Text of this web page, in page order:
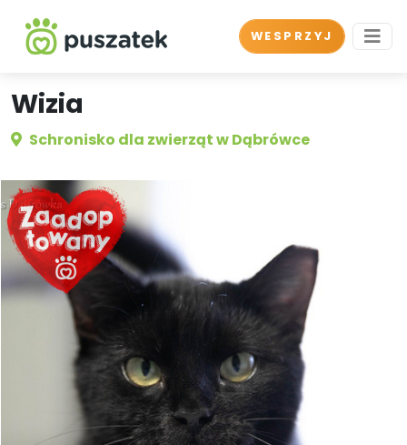
WESPRZYJ
Wizia
Schronisko dla zwierząt w Dąbrówce